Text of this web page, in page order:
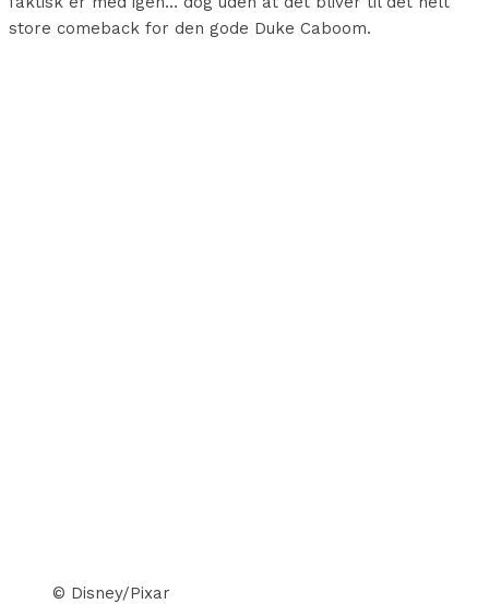
store comeback for den gode Duke Caboom.
© Disney/Pixar